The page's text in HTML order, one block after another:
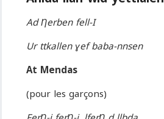
Ad Ƞerben fell-I
Ur ttkallen ɣef baba-nnsen
At Mendas
(pour les garçons)